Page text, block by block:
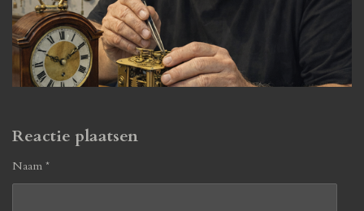
Reactie plaatsen
Naam *